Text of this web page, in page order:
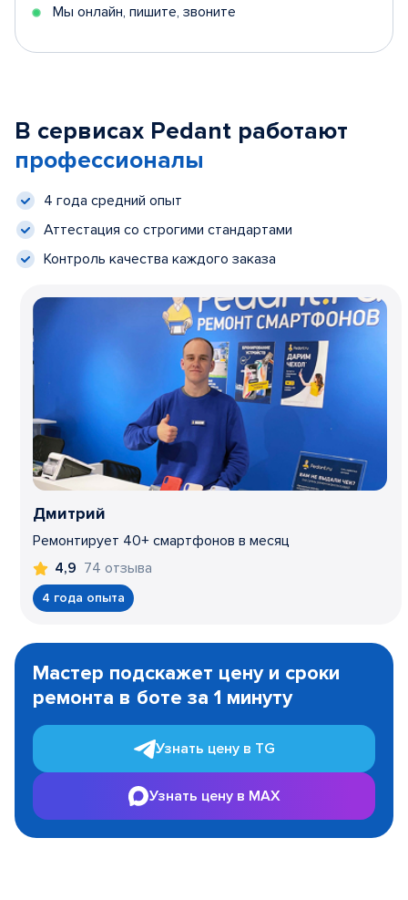
Мы онлайн, пишите, звоните
В сервисах Pedant работают
профессионалы
4 года средний опыт
Аттестация со строгими стандартами
Контроль качества каждого заказа
Дмитрий
Ремонтирует 40+ смартфонов в месяц
4,9 74 отзыва
4 года опыта
1
Мастер подскажет цену и сроки
ремонта в боте за 1 минуту
Узнать цену в TG
Узнать цену в MAX